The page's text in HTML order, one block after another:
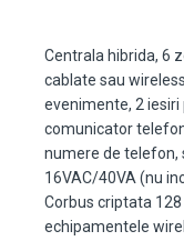
Centrala hibrida, 6
cablate sau
evenimente, 2 iesiri
comunicator
numere de telefon,
16VAC/40VA (nu
Corbus criptata
echipamentele